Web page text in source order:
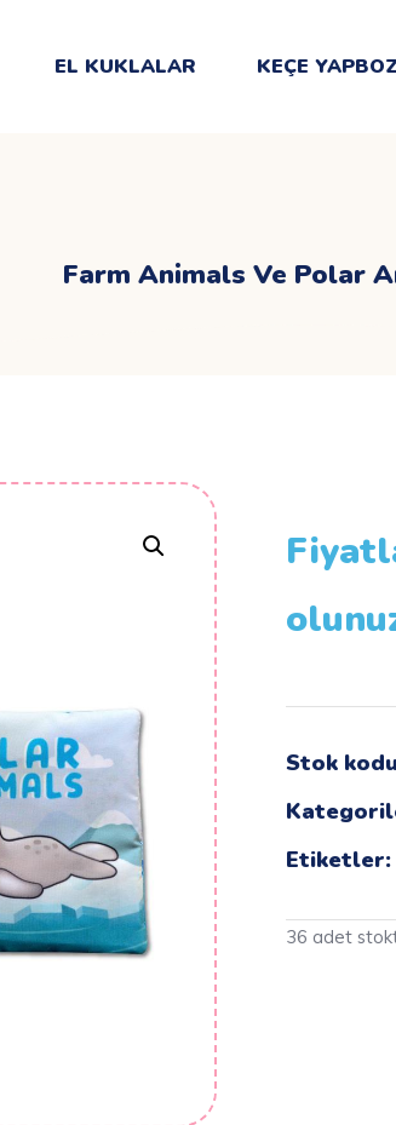
EL KUKLALAR KEÇE
Farm Animals Ve Polar
Stok
Etiketler:
36 adet